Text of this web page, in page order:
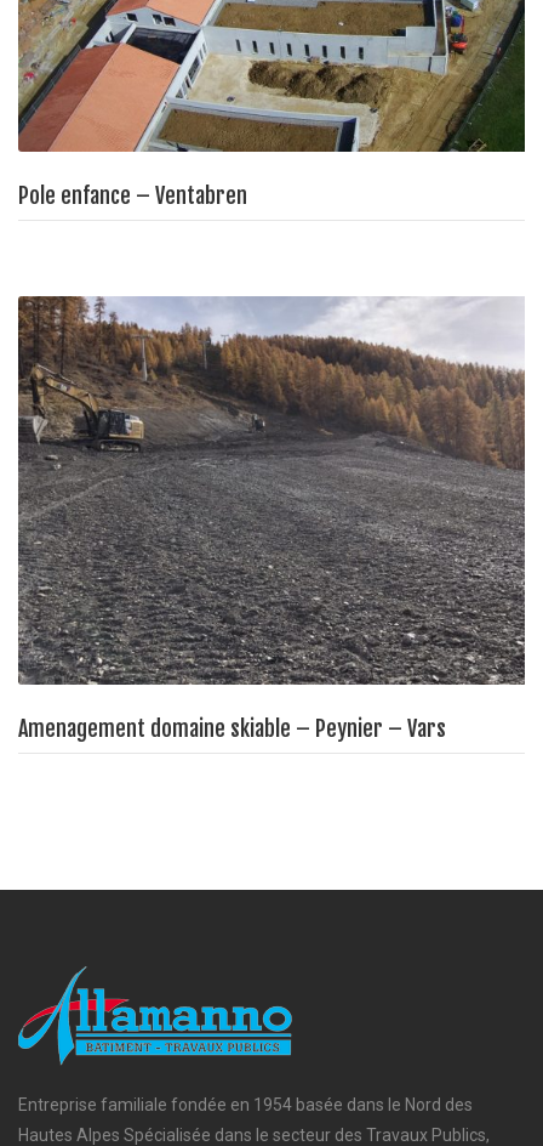
Pole enfance – Ventabren
Amenagement domaine skiable – Peynier – Vars
Entreprise familiale fondée en 1954 basée dans le Nord des
Hautes Alpes Spécialisée dans le secteur des Travaux Publics,